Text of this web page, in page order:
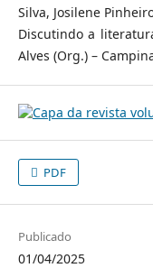
Silva, Josilene
Discutindo a
Alves (Org.) –
PDF
Publicado
01/04/2025